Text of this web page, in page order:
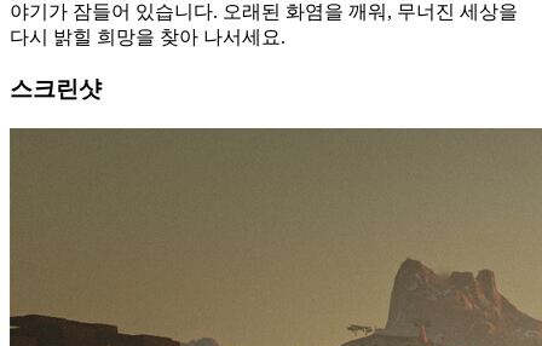
야기가 잠들어 있습니다. 오래된 화염을 깨워, 무너진 세상을
다시 밝힐 희망을 찾아 나서세요.
스크린샷